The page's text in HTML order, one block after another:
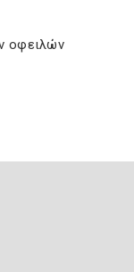
οφειλών